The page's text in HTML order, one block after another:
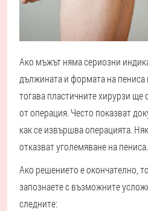
Ако мъжът няма сериозни
дължината и формата на пениса
тогава пластичните хирурзи ще
от операция. Често показват
как се извършва операцията.
отказват уголемяване на пениса.
Ако решението е окончателно,
запознаете с възможните
следните: